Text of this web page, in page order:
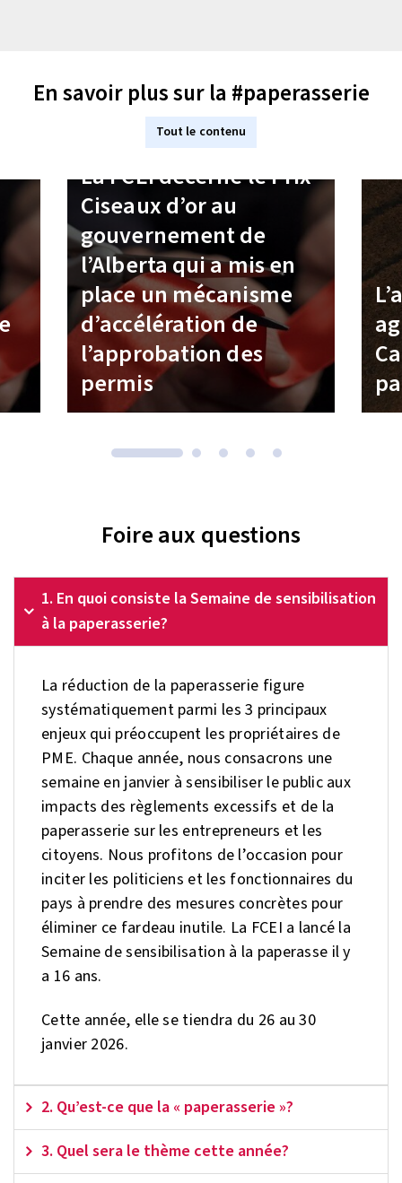
En savoir plus sur la #paperasserie
Tout le contenu
La FCEI décerne le Prix
Ciseaux d’or au
gouvernement de
l’Alberta qui a mis en
place un mécanisme
d’accélération de
l’approbation des
permis
Foire aux questions
1. En quoi consiste la Semaine de sensibilisation
à la paperasserie?
La réduction de la paperasserie figure
systématiquement parmi les 3 principaux
enjeux qui préoccupent les propriétaires de
PME. Chaque année, nous consacrons une
semaine en janvier à sensibiliser le public aux
impacts des règlements excessifs et de la
paperasserie sur les entrepreneurs et les
citoyens. Nous profitons de l’occasion pour
inciter les politiciens et les fonctionnaires du
pays à prendre des mesures concrètes pour
éliminer ce fardeau inutile. La FCEI a lancé la
Semaine de sensibilisation à la paperasse il y
a 16 ans.
Cette année, elle se tiendra du 26 au 30
janvier 2026.
2. Qu’est-ce que la « paperasserie »?
3. Quel sera le thème cette année?